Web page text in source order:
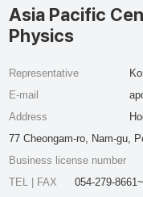
Asia Pacific
Physics
Representative
E-mail
Address
77 Cheongam-ro, Nam-gu,
Business license number
TEL | FAX
054-279-